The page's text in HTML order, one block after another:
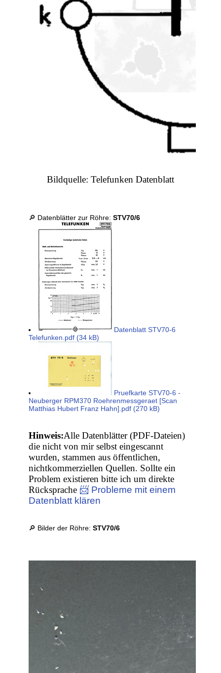
Bildquelle: Telefunken Datenblatt
🔎 Datenblätter zur Röhre:STV70/6
Datenblatt STV70-6
Telefunken.pdf (34 kB)
Pruefkarte STV70-6 -
Neuberger RPM370 Roehrenmessgeraet [Scan
Matthias Hubert Franz Hahn].pdf (270 kB)
Hinweis:Alle Datenblätter (PDF-Dateien)
die nicht von mir selbst eingescannt
wurden, stammen aus öffentlichen,
nichtkommerziellen Quellen. Sollte ein
Problem existieren bitte ich um direkte
Rücksprache 📨 Probleme mit einem
Datenblatt klären
🔎 Bilder der Röhre:STV70/6